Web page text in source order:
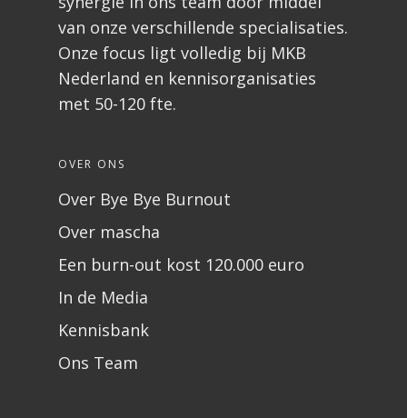
van onze verschillende specialisaties.
Onze focus ligt volledig bij MKB
Nederland en kennisorganisaties
met 50-120 fte.
OVER ONS
Over Bye Bye Burnout
Over mascha
Een burn-out kost 120.000 euro
In de Media
Kennisbank
Ons Team